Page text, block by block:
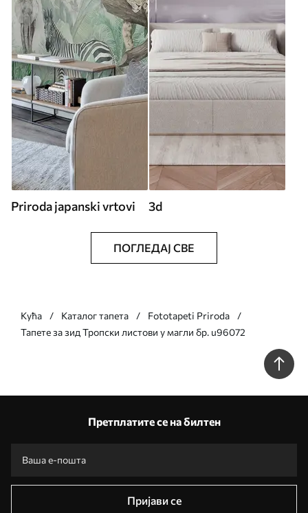
Priroda japanski vrtovi 3d
ПОГЛЕДАЈ СВЕ
Кућа Каталог тапета
Fototapeti Priroda
Тапете за зид Тропски листови у магли бр. u96072
Претплатите се на билтен
Пријави се